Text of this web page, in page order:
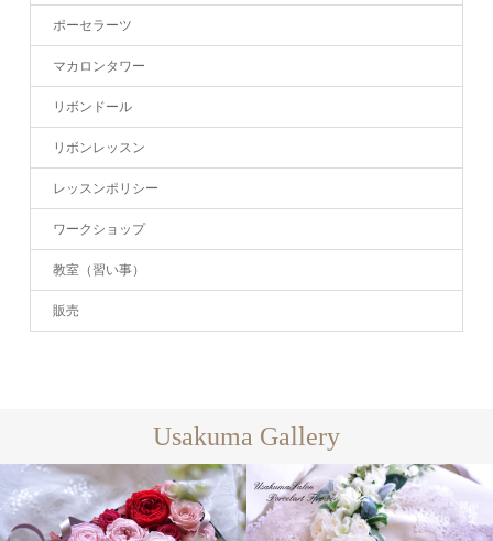
ポーセラーツ
マカロンタワー
リボンドール
リボンレッスン
レッスンポリシー
ワークショップ
教室（習い事）
販売
Usakuma Gallery